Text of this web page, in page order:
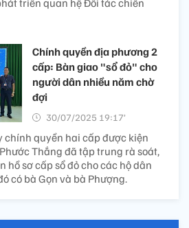
triển quan hệ Đối tác chiến
Chính quyền địa phương 2
cấp: Bàn giao "sổ đỏ" cho
người dân nhiều năm chờ
đợi
30/07/2025 19:17’
chính quyền hai cấp được kiện
Thắng đã tập trung rà soát,
hồ sơ cấp sổ đỏ cho các hộ dân
có bà Gọn và bà Phượng.